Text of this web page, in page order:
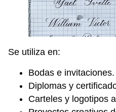
Se utiliza en:
Bodas e invitaciones.
Diplomas y
Carteles y logotipos